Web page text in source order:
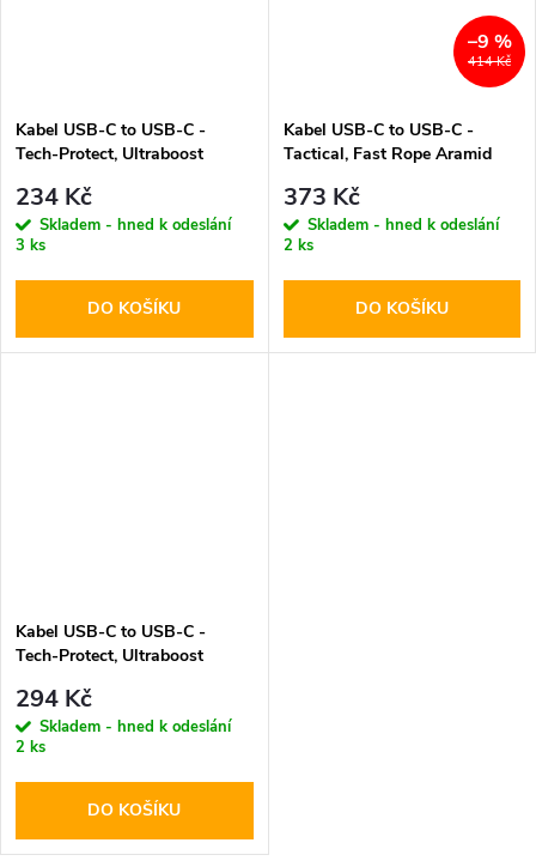
Kabel USB-C to USB-C -
Tech-Protect, Ultraboost
234 Kč
Skladem - hned k odeslání
3 ks
DO KOŠÍKU
414 Kč
–9 %
Kabel USB-C to USB-C -
Tactical, Fast Rope Aramid
373 Kč
Skladem - hned k odeslání
2 ks
DO KOŠÍKU
Kabel USB-C to USB-C -
Tech-Protect, Ultraboost
294 Kč
Skladem - hned k odeslání
2 ks
DO KOŠÍKU